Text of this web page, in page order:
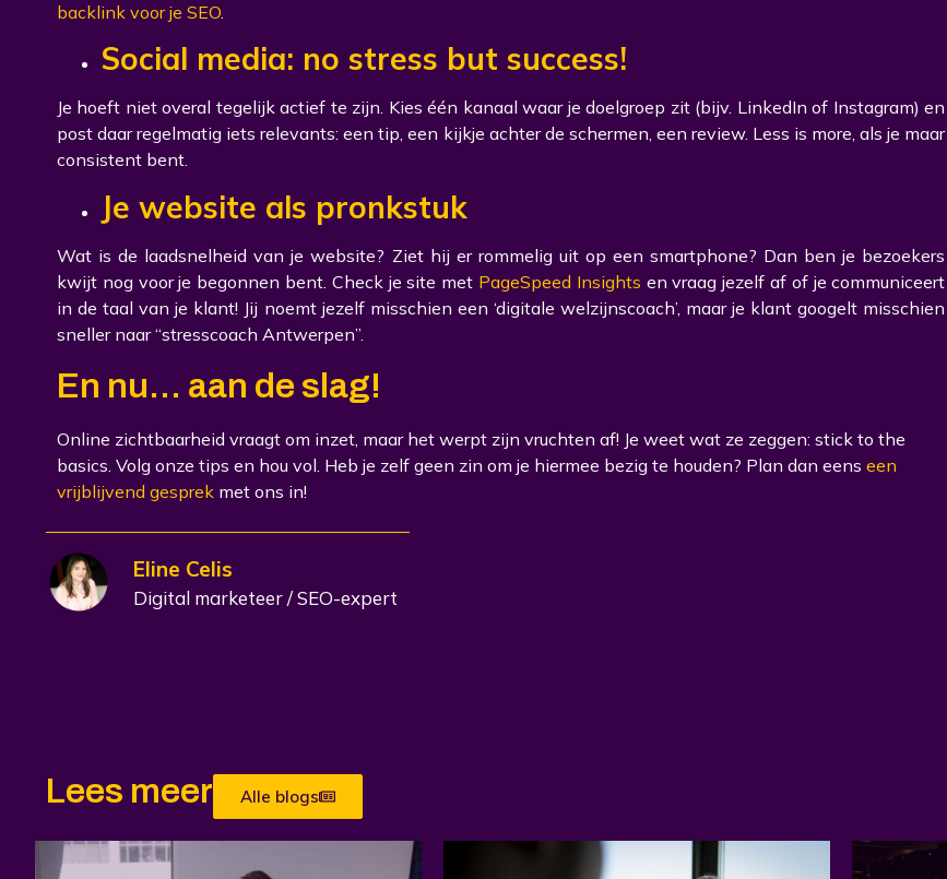
backlink voor je SEO.
Social media: no stress but success!
Je hoeft niet overal tegelijk actief te zijn. Kies één kanaal waar je doelgroep zit (bijv. LinkedIn of Instagram) en
post daar regelmatig iets relevants: een tip, een kijkje achter de schermen, een review. Less is more, als je maar
consistent bent.
Je website als pronkstuk
Wat is de laadsnelheid van je website? Ziet hij er rommelig uit op een smartphone? Dan ben je bezoekers
kwijt nog voor je begonnen bent. Check je site met PageSpeed Insights en vraag jezelf af of je communiceert
in de taal van je klant! Jij noemt jezelf misschien een ‘digitale welzijnscoach’, maar je klant googelt misschien
sneller naar “stresscoach Antwerpen”.
En nu... aan de slag!
Online zichtbaarheid vraagt om inzet, maar het werpt zijn vruchten af! Je weet wat ze zeggen: stick to the
basics. Volg onze tips en hou vol. Heb je zelf geen zin om je hiermee bezig te houden? Plan dan eens een
vrijblijvend gesprek met ons in!
Eline Celis
Digital marketeer / SEO-expert
Lees meer Alle blogs